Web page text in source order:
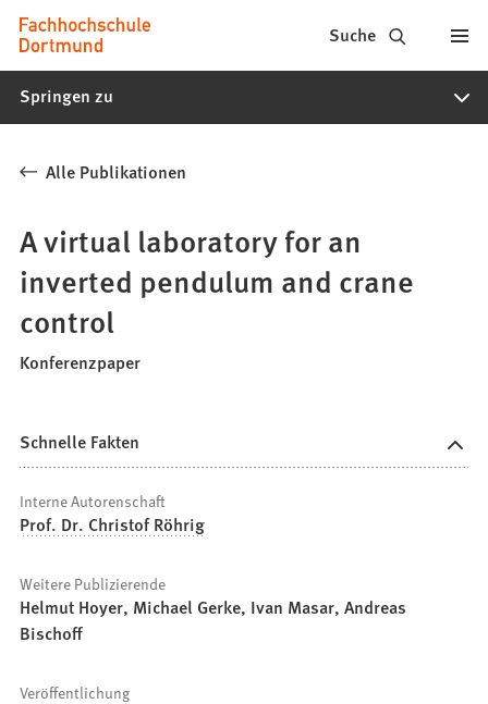
Inhalt anspringen
Fachhochschule
Dortmund
-
Studiengänge,
Bewerbung
Suche
Springen zu
Alle Publikationen
A virtual laboratory for an
inverted pendulum and crane
control
Konferenzpaper
Schnelle Fakten
Interne Autorenschaft
Prof. Dr. Christof Röhrig
Weitere Publizierende
Helmut Hoyer, Michael Gerke, Ivan Masar, Andreas
Bischoff
Veröffentlichung